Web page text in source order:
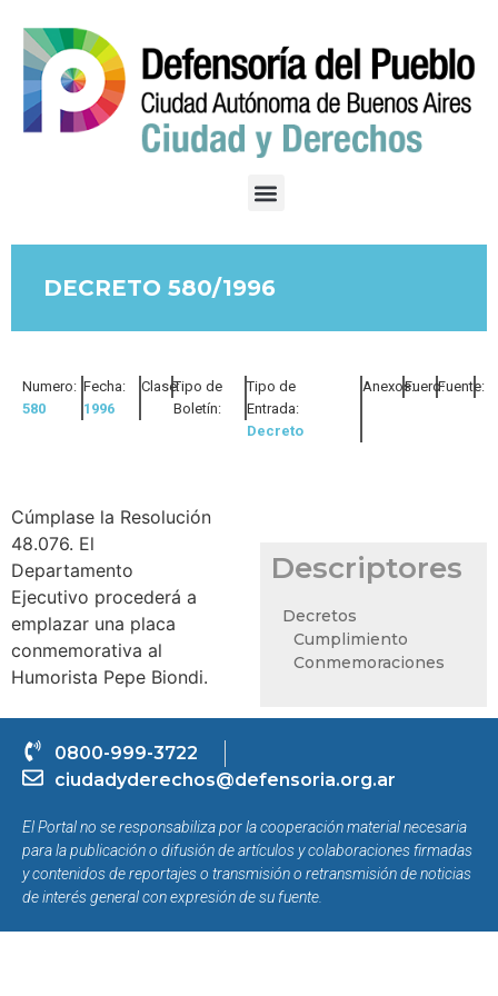
DECRETO 580/1996
Numero:
580
Fecha:
1996
Clase:Tipo de
Boletín:
Tipo de
Entrada:
Decreto
Anexos:Fuero:Fuente:
Cúmplase la Resolución
48.076. El
Departamento
Ejecutivo procederá a
emplazar una placa
conmemorativa al
Humorista Pepe Biondi.
Descriptores
Decretos
Cumplimiento
Conmemoraciones
0800-999-3722
ciudadyderechos@defensoria.org.ar
El Portal no se responsabiliza por la cooperación material necesaria
para la publicación o difusión de artículos y colaboraciones firmadas
y contenidos de reportajes o transmisión o retransmisión de noticias
de interés general con expresión de su fuente.